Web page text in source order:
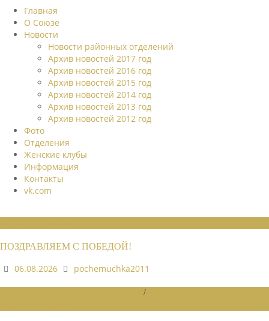
Главная
О Союзе
Новости
Новости районных отделений
Архив новостей 2017 год
Архив новостей 2016 год
Архив новостей 2015 год
Архив новостей 2014 год
Архив новостей 2013 год
Архив новостей 2012 год
Фото
Отделения
Женские клубы
Информация
Контакты
vk.com
ПОЗДРАВЛЯЕМ С ПОБЕДОЙ!
06.08.2026
pochemuchka2011
/